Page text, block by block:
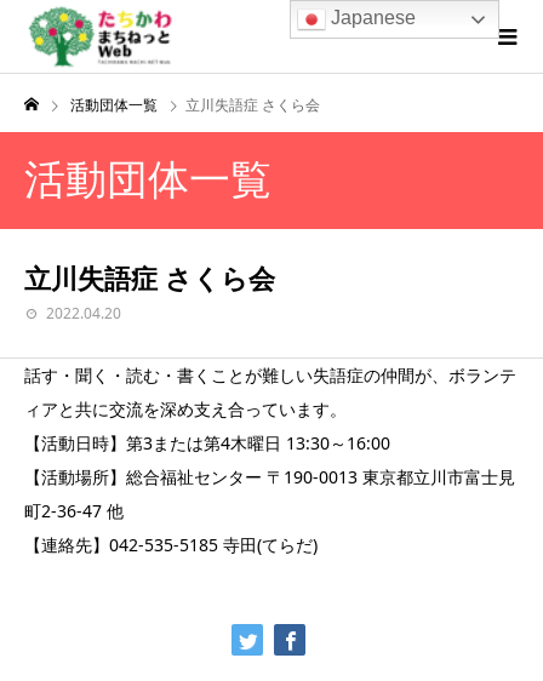
活動団体一覧 立川失語症 さくら会
活動団体一覧
立川失語症 さくら会
2022.04.20
話す・聞く・読む・書くことが難しい失語症の仲間が、ボランテ
ィアと共に交流を深め支え合っています。
【活動日時】第3または第4木曜日 13:30～16:00
【活動場所】総合福祉センター 〒190-0013 東京都立川市富士見
町2-36-47 他
【連絡先】042-535-5185 寺田(てらだ)
Japanese